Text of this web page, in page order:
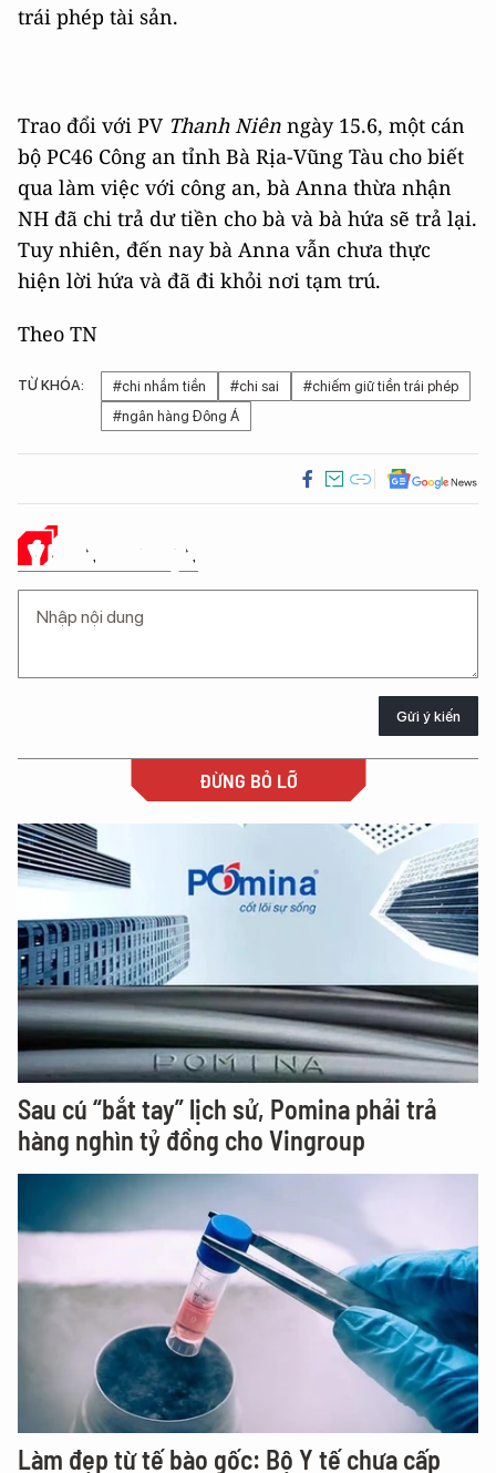
trái phép tài sản.
Trao đổi với PV Thanh Niên ngày 15.6, một cán
bộ PC46 Công an tỉnh Bà Rịa-Vũng Tàu cho biết
qua làm việc với công an, bà Anna thừa nhận
NH đã chi trả dư tiền cho bà và bà hứa sẽ trả lại.
Tuy nhiên, đến nay bà Anna vẫn chưa thực
hiện lời hứa và đã đi khỏi nơi tạm trú.
Theo TN
TỪ KHÓA: #chi nhầm tiền #chi sai
#chiếm giữ tiền trái phép
#ngân hàng Đông Á
Ý KIẾN CỦA BẠN
Gửi ý kiến
ĐỪNG BỎ LỠ
Sau cú “bắt tay” lịch sử, Pomina phải trả
hàng nghìn tỷ đồng cho Vingroup
Làm đẹp từ tế bào gốc: Bộ Y tế chưa cấp